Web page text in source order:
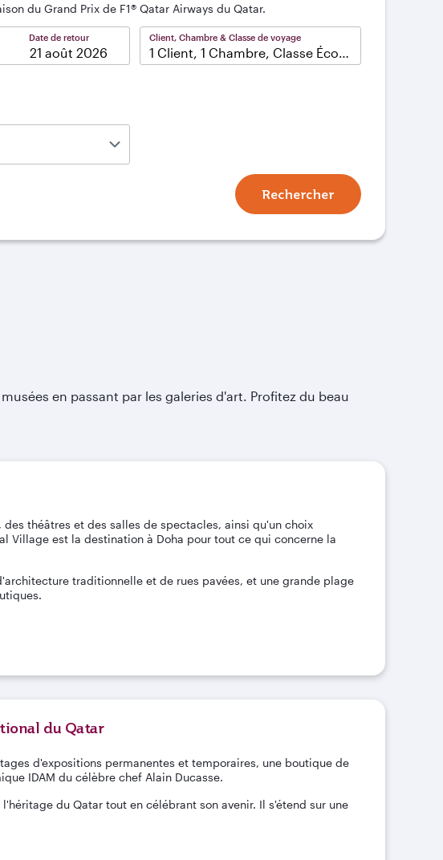
du Grand Prix de F1® Qatar Airways du Qatar.
Date de retour Client, Chambre & Classe de voyage
1 Client, 1 Chambre, Classe Économique
Rechercher
en passant par les galeries d'art. Profitez du beau
théâtres et des salles de spectacles, ainsi qu'un choix
Village est la destination à Doha pour tout ce qui concerne la
traditionnelle et de rues pavées, et une grande plage
du Qatar
d'expositions permanentes et temporaires, une boutique de
IDAM du célèbre chef Alain Ducasse.
du Qatar tout en célébrant son avenir. Il s'étend sur une